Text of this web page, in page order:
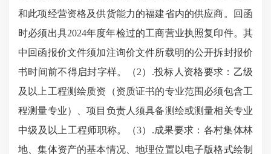
和此项经营资格及供货能力的福建省内的供应商。回函
时必须出具2024年度年检过的工商营业执照复印件。其
中回函报价文件须加注询价文件所载明的公开拆封报价
书时间前不得启封字样。（2）.投标人资格要求：乙级
及以上工程测绘质资（资质证书的专业范围必须包含工
程测量专业）、项目负责人须具备测绘或测量相关专业
中级及以上工程师职称。（3）.成果要求：各村集体林
地、集体资产的基本情况、地理位置以电子版格式绘制